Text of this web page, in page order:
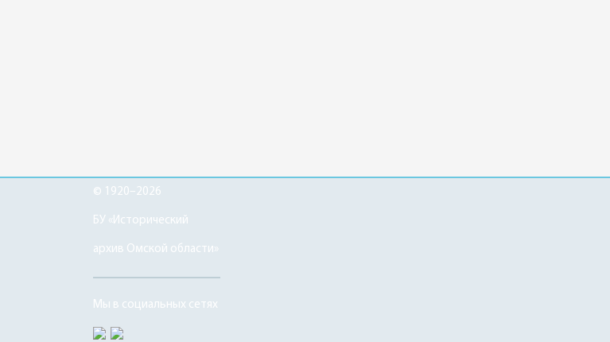
© 1920–2026
БУ «Исторический
архив Омской области»
Мы в социальных сетях